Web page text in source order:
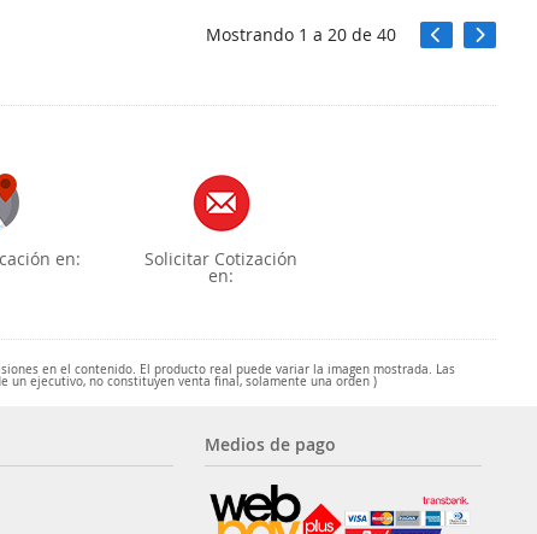
Mostrando 1 a 20 de40
en: Solicitar Cotización
en:
en el contenido. El producto real puede variar la imagen mostrada. Las
ejecutivo, no constituyen venta final, solamente una orden )
Medios de pago